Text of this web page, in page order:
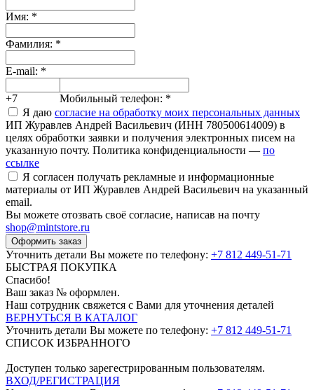
Имя: *
Фамилия: *
E-mail: *
+7 Мобильный телефон: *
Я даю согласие на обработку моих персональных данных
ИП Журавлев Андрей Васильевич (ИНН 780500614009) в
целях обработки заявки и получения электронных писем на
указанную почту. Политика конфиденциальности — по
ссылке
Я согласен получать рекламные и информационные
материалы от ИП Журавлев Андрей Васильевич на указанный
email.
Вы можете отозвать своё согласие, написав на почту
shop@mintstore.ru
Оформить заказ
Уточнить детали Вы можете по телефону: +7 812 449-51-71
БЫСТРАЯ ПОКУПКА
Спасибо!
Ваш заказ № оформлен.
Наш сотрудник свяжется с Вами для уточнения деталей
ВЕРНУТЬСЯ В КАТАЛОГ
Уточнить детали Вы можете по телефону: +7 812 449-51-71
СПИСОК ИЗБРАННОГО
Доступен только зарегестрированным пользователям.
ВХОД/РЕГИСТРАЦИЯ